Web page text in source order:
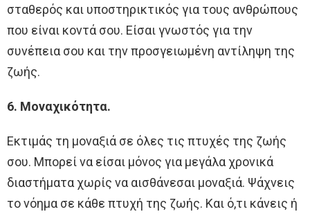
σταθερός και υποστηρικτικός για τους ανθρώπους
που είναι κοντά σου. Είσαι γνωστός για την
συνέπεια σου και την προσγειωμένη αντίληψη της
ζωής.
6. Μοναχικότητα.
Εκτιμάς τη μοναξιά σε όλες τις πτυχές της ζωής
σου. Μπορεί να είσαι μόνος για μεγάλα χρονικά
διαστήματα χωρίς να αισθάνεσαι μοναξιά. Ψάχνεις
το νόημα σε κάθε πτυχή της ζωής. Και ό,τι κάνεις ή